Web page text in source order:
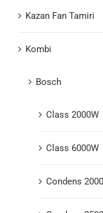
Kazan Fan Tamiri
Kombi
Bosch
Class 2000W
Class 6000W
Condens